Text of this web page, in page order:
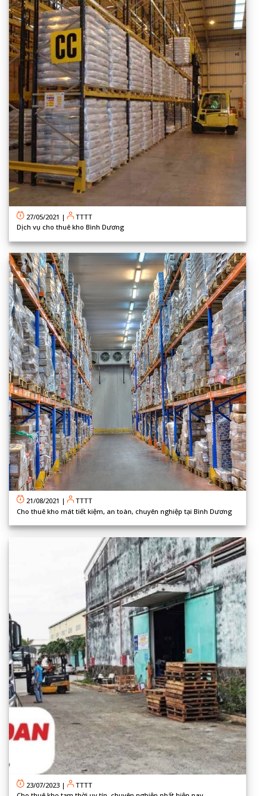
27/05/2021 |
TTTT
Dịch vụ cho thuê kho Bình Dương
21/08/2021 |
TTTT
Cho thuê kho mát tiết kiệm, an toàn, chuyên nghiệp tại Bình Dương
23/07/2023 |
TTTT